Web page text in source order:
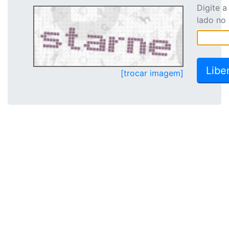
[trocar imagem]
Digite
lado no